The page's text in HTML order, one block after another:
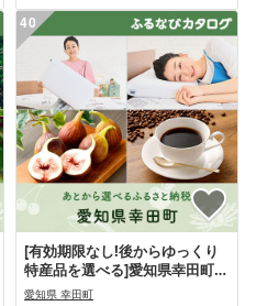
40
[有効期限なし!後からゆっくり
特産品を選べる]愛知県幸田町カ
タログポイント
愛知県 幸田町